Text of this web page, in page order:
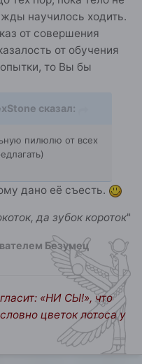
научилось ходить.
от совершения
от обучения
то Вы бы
сказал:
пилюлю от всех
дано её съесть.
да зубок короток"
Безумец
«НИ СЫ!», что
цветок лотоса у